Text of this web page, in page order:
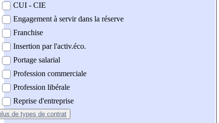
CUI - CIE
Engagement à servir dans la réserve
Franchise
Insertion par l'activ.éco.
Portage salarial
Profession commerciale
Profession libérale
Reprise d'entreprise
de types de contrat